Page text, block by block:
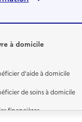
la qualité
à domicile
d'aide à domicile
de soins à domicile
financières